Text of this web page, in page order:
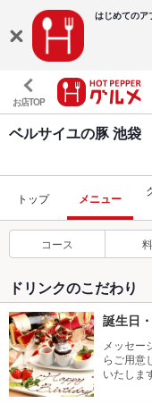
はじめてのア
お店TOP
ベルサイユの豚 池袋
トップ メニュー
コース
ドリンクのこだわり
誕生日
メッセー
らご用意
いたしま